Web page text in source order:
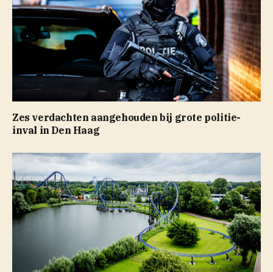
Zes verdachten aangehouden bij grote politie-
inval in Den Haag